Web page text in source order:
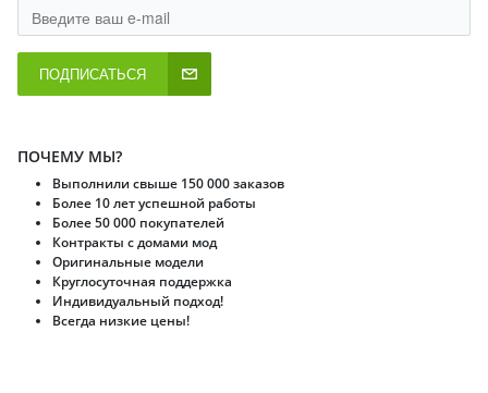
ПОДПИСАТЬСЯ
ПОЧЕМУ МЫ?
Выполнили свыше 150 000 заказов
Более 10 лет успешной работы
Более 50 000 покупателей
Контракты с домами мод
Оригинальные модели
Круглосуточная поддержка
Индивидуальный подход!
Всегда низкие цены!